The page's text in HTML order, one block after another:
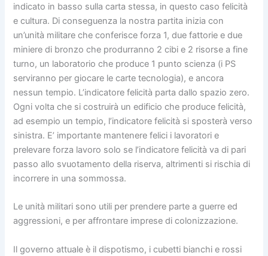
indicato in basso sulla carta stessa, in questo caso felicità
e cultura. Di conseguenza la nostra partita inizia con
un’unità militare che conferisce forza 1, due fattorie e due
miniere di bronzo che produrranno 2 cibi e 2 risorse a fine
turno, un laboratorio che produce 1 punto scienza (i PS
serviranno per giocare le carte tecnologia), e ancora
nessun tempio. L’indicatore felicità parta dallo spazio zero.
Ogni volta che si costruirà un edificio che produce felicità,
ad esempio un tempio, l’indicatore felicità si sposterà verso
sinistra. E’ importante mantenere felici i lavoratori e
prelevare forza lavoro solo se l’indicatore felicità va di pari
passo allo svuotamento della riserva, altrimenti si rischia di
incorrere in una sommossa.
Le unità militari sono utili per prendere parte a guerre ed
aggressioni, e per affrontare imprese di colonizzazione.
Il governo attuale è il dispotismo, i cubetti bianchi e rossi